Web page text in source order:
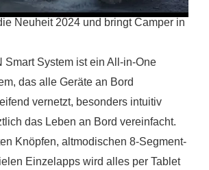
Neuheit 2024 und bringt Camper in
Smart System ist ein All-in-One
das alle Geräte an Bord
vernetzt, besonders intuitiv
das Leben an Bord vereinfacht.
Knöpfen, altmodischen 8-Segment-
Einzelapps wird alles per Tablet